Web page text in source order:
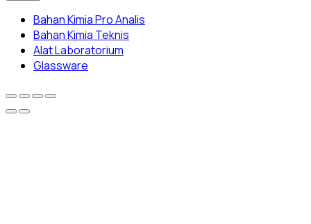
Bahan Kimia Pro Analis
Bahan Kimia Teknis
Alat Laboratorium
Glassware